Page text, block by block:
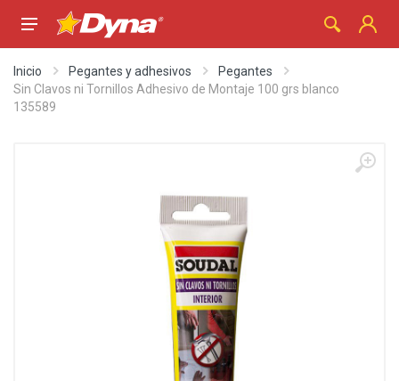
Inicio Pegantes y adhesivos
Pegantes
Sin Clavos ni Tornillos Adhesivo de Montaje 100 grs blanco
135589